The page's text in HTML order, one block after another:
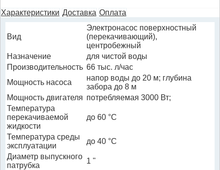
Характеристики Доставка Оплата
Вид
Электронасос поверхностный
(перекачивающий),
центробежный
Назначение
для чистой воды
Производительность 66 тыс. л/час
Мощность насоса
напор воды до 20 м; глубина
забора до 8 м
Мощность двигателя потребляемая 3000 Вт;
Температура
перекачиваемой
жидкости
до 60 °С
Температура среды
эксплуатации
до 40 °С
Диаметр выпускного
патрубка
1 "